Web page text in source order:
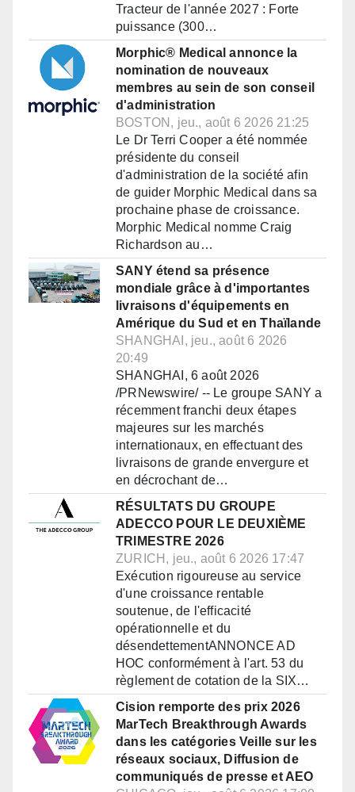
Tracteur de l'année 2027 : Forte
puissance (300…
Morphic® Medical annonce la
nomination de nouveaux
membres au sein de son conseil
d'administration
BOSTON, jeu., août 6 2026 21:25
Le Dr Terri Cooper a été nommée
présidente du conseil
d'administration de la société afin
de guider Morphic Medical dans sa
prochaine phase de croissance.
Morphic Medical nomme Craig
Richardson au…
SANY étend sa présence
mondiale grâce à d'importantes
livraisons d'équipements en
Amérique du Sud et en Thaïlande
SHANGHAI, jeu., août 6 2026
20:49
SHANGHAI, 6 août 2026
/PRNewswire/ -- Le groupe SANY a
récemment franchi deux étapes
majeures sur les marchés
internationaux, en effectuant des
livraisons de grande envergure et
en décrochant de…
RÉSULTATS DU GROUPE
ADECCO POUR LE DEUXIÈME
TRIMESTRE 2026
ZURICH, jeu., août 6 2026 17:47
Exécution rigoureuse au service
d'une croissance rentable
soutenue, de l'efficacité
opérationnelle et du
désendettementANNONCE AD
HOC conformément à l'art. 53 du
règlement de cotation de la SIX…
Cision remporte des prix 2026
MarTech Breakthrough Awards
dans les catégories Veille sur les
réseaux sociaux, Diffusion de
communiqués de presse et AEO